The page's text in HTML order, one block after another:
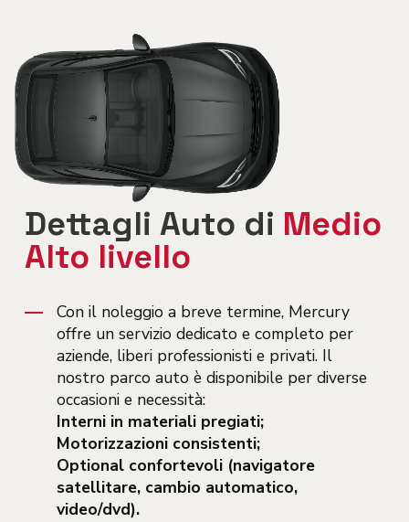
Dettagli Auto di Medio
Alto livello
Con il noleggio a breve termine, Mercury
offre un servizio dedicato e completo per
aziende, liberi professionisti e privati. Il
nostro parco auto è disponibile per diverse
occasioni e necessità:
Interni in materiali pregiati;
Motorizzazioni consistenti;
Optional confortevoli (navigatore
satellitare, cambio automatico,
video/dvd).